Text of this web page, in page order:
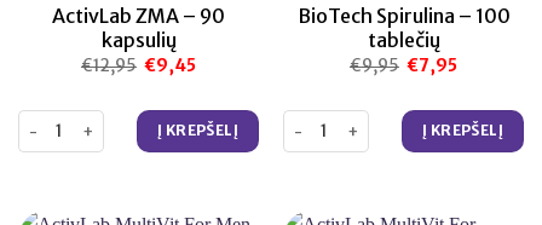
ActivLab ZMA – 90
kapsulių
€12,95 Original
price
€12,95.
€9,45
€9,45.
produkto kiekis: ActivLab ZMA – 90 kapsulių
Į KREPŠELĮ
BioTech Spirulina – 100
tablečių
€9,95 Original
price
€9,95.
€7,95
€7,95.
produkto kiekis: BioTech
Į KREPŠELĮ